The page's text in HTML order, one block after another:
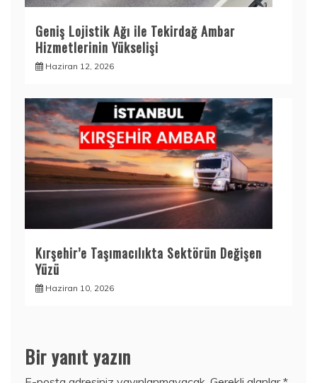
Geniş Lojistik Ağı ile Tekirdağ Ambar
Hizmetlerinin Yükselişi
Haziran 12, 2026
Kırşehir’e Taşımacılıkta Sektörün Değişen
Yüzü
Haziran 10, 2026
Bir yanıt yazın